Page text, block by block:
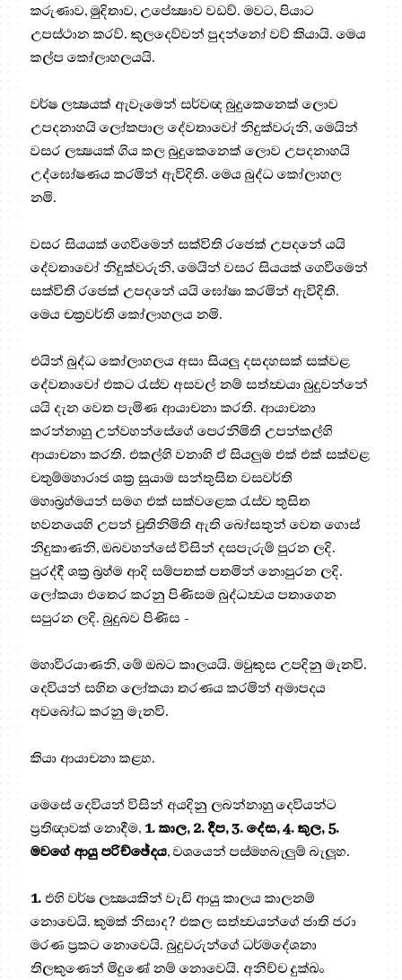
කරුණාව, මුදිතාව, උපේක්‍ෂාව වඩව්. මවට, පියාට
උපස්ථාන කරව්. කුලදෙව්වන් පුදන්නෝ වව් කියායි. මෙය
කල්ප කෝලාහලයයි.
වර්ෂ ලක්‍ෂයක් ඇවෑමෙන් සර්වඥ බුදුකෙනෙක් ලොව
උපදනාහයි ලෝකපාල දේවතාවෝ නිදුක්වරුනි, මෙයින්
වසර ලක්‍ෂයක් ගිය කල බුදුකෙනෙක් ලොව උපදනාහයි
උද්ඝෝෂණය කරමින් ඇවිදිති. මෙය බුද්ධ කෝලාහල
නමි.
වසර සියයක් ගෙවීමෙන් සක්විති රජෙක් උපදනේ යයි
දේවතාවෝ නිදුක්වරුනි, මෙයින් වසර සියයක් ගෙවීමෙන්
සක්විති රජෙක් උපදනේ යයි ඝෝෂා කරමින් ඇවිදිති.
මෙය චක්‍රවර්ති කෝලාහලය නමි.
එයින් බුද්ධ කෝලාහලය අසා සියලු දසදහසක් සක්වළ
දේවතාවෝ එකට රැස්ව අසවල් නම් සත්ත්‍වයා බුදුවන්නේ
යයි දැන වෙත පැමිණ ආයාචනා කරති. ආයාචනා
කරන්නාහු උන්වහන්සේගේ පෙරනිමිති උපන්කල්හි
ආයාචනා කරති. එකල්හි වනාහි ඒ සියලුම එක් එක් සක්වළ
චතුම්මහාරාජ ශක්‍ර සුයාම සන්තුසිත වසවර්ති
මහාබ්‍රහ්මයන් සමග එක් සක්වළෙක රැස්ව තුසිත
භවනයෙහි උපන් චුතිනිමිති ඇති බෝසතුන් වෙත ගොස්
නිදුකාණනි, ඔබවහන්සේ විසින් දසපැරුම් පුරන ලදි.
පුරද්දී ශක්‍ර බ්‍රහ්ම ආදි සම්පතක් පතමින් නොපුරන ලදි.
ලෝකයා එතෙර කරනු පිණිසම බුද්ධත්‍වය පතාගෙන
සපුරන ලදි. බුදුබව පිණිස -
මහාවීරයාණනි, මේ ඔබට කාලයයි. මවුකුස උපදිනු මැනවි.
දෙවියන් සහිත ලෝකයා තරණය කරමින් අමාපදය
අවබෝධ කරනු මැනවි.
කියා ආයාචනා කළහ.
මෙසේ දෙවියන් විසින් අයදිනු ලබන්නාහු දෙවියන්ට
ප්‍රතිඥාවක් නොදීම,1. කාල, 2. දීප, 3. දේස, 4. කුල, 5.
මවගේ ආයු පරිච්ඡේදය, වශයෙන් පස්මහබැලුම් බැලූහ.
1.එහි වර්ෂ ලක්‍ෂයකින් වැඩි ආයු කාලය කාලනම්
නොවෙයි. කුමක් නිසාද? එකල සත්ත්‍වයන්ගේ ජාති ජරා
මරණ ප්‍රකට නොවෙයි. බුදුවරුන්ගේ ධර්මදේශනා
තිලකුණෙන් මිදුණේ නම් නොවෙයි. අනිච්ච දුක්‍ඛං